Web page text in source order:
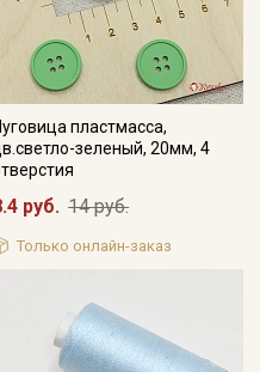
пластмасса,
зеленый, 20мм, 4
руб. 14 руб.
Только онлайн-заказ